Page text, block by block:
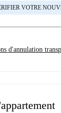
VOTRE
d'annulation